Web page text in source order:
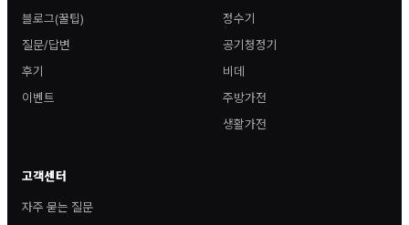
블로그(꿀팁)
질문/답변
후기
이벤트
정수기
공기청정기
비데
주방가전
생활가전
고객센터
자주 묻는 질문